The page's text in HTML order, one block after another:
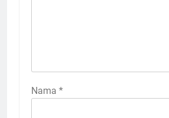
Nama *